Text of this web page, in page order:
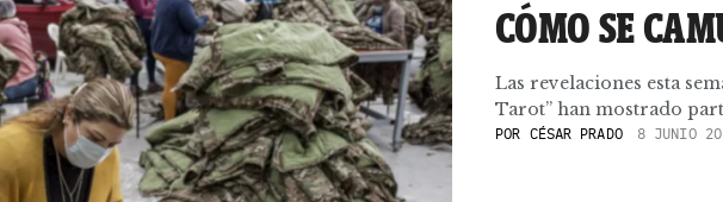
CÓMO SE
Las revelaciones esta
Tarot” han mostrado
POR CÉSAR PRADO 8 JUNIO